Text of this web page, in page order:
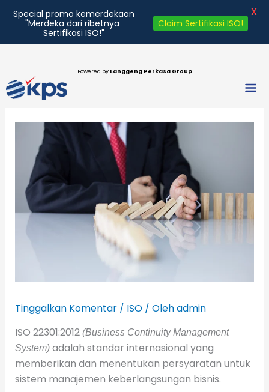
konten
Powered by Langgeng Perkasa Group
Tinggalkan Komentar / ISO/ Olehadmin
ISO 22301:2012 (Business Continuity Management
System) adalah standar internasional yang
memberikan dan menentukan persyaratan untuk
sistem manajemen keberlangsungan bisnis.
Special promo kemerdekaan
"Merdeka dari ribetnya
Sertifikasi ISO!"
Claim Sertifikasi ISO!
X